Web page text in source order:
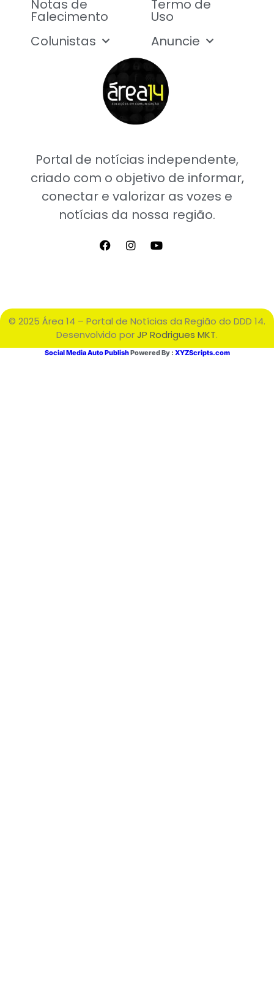
Portal de notícias independente,
criado com o objetivo de informar,
conectar e valorizar as vozes e
notícias da nossa região.
Notas de
Falecimento
Colunistas
Termo de
Uso
Anuncie
© 2025 Área 14 – Portal de Notícias da Região do DDD 14.
Desenvolvido porJP Rodrigues MKT.
Social Media Auto PublishPowered By : XYZScripts.com